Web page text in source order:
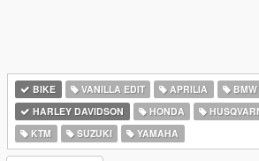
BIKE VANILLA EDIT APRILIA BMW
HARLEY DAVIDSON
HONDA
KTM
SUZUKI YAMAHA